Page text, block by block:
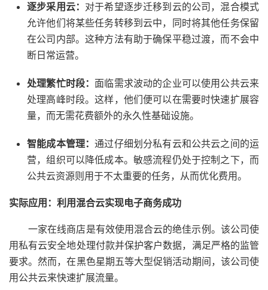
逐步采用云： 对于希望逐步迁移到云的公司，混合模式
允许他们将某些任务转移到云中，同时将其他任务保留
在公司内部。这种方法有助于确保平稳过渡，而不会中
断日常运营。
处理繁忙时段： 面临需求波动的企业可以使用公共云来
处理高峰时段。这样，他们便可以在需要时快速扩展容
量，而无需花费额外的永久性基础设施。
智能成本管理：通过仔细划分私有云和公共云之间的运
营，组织可以降低成本。敏感流程仍处于控制之下，而
公共云资源则用于不太重要的任务，从而优化费用。
实际应用：利用混合云实现电子商务成功
一家在线商店是有效使用混合云的绝佳示例。该公司使
用私有云安全地处理付款并保护客户数据，满足严格的监管
要求。然而，在黑色星期五等大型促销活动期间，该公司使
用公共云来快速扩展流量。